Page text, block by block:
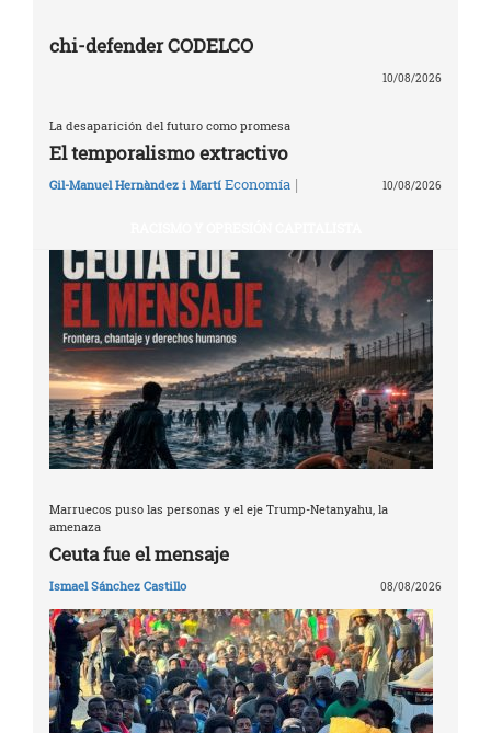
chi-defender CODELCO
10/08/2026
La desaparición del futuro como promesa
El temporalismo extractivo
Gil-Manuel Hernàndez i Martí Economía | 10/08/2026
Marruecos puso las personas y el eje Trump-Netanyahu, la
amenaza
Ceuta fue el mensaje
Ismael Sánchez Castillo 08/08/2026